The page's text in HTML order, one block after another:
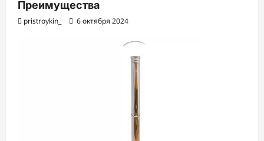
Преимущества
pristroykin_ 6 октября 2024